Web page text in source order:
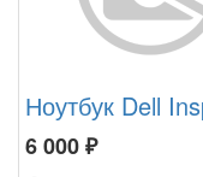
Ноутбук Dell
6 000₽